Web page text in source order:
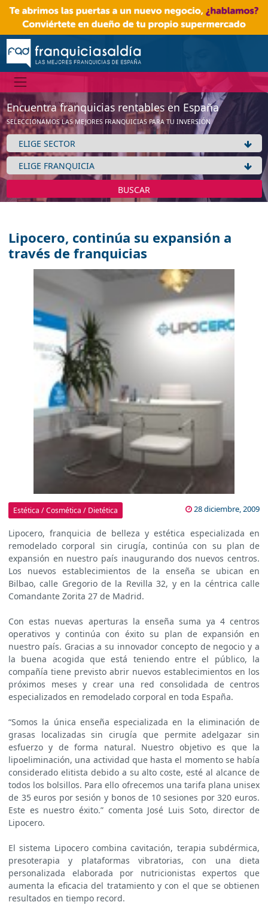
Encuentra franquicias rentables en España
SELECCIONAMOS LAS MEJORES FRANQUICIAS PARA TU INVERSIÓN
BUSCAR
Lipocero, continúa su expansión a
través de franquicias
Estética / Cosmética / Dietética 28 diciembre, 2009
Lipocero, franquicia de belleza y estética especializada en
remodelado corporal sin cirugía, continúa con su plan de
expansión en nuestro país inaugurando dos nuevos centros.
Los nuevos establecimientos de la enseña se ubican en
Bilbao, calle Gregorio de la Revilla 32, y en la céntrica calle
Comandante Zorita 27 de Madrid.
Con estas nuevas aperturas la enseña suma ya 4 centros
operativos y continúa con éxito su plan de expansión en
nuestro país. Gracias a su innovador concepto de negocio y a
la buena acogida que está teniendo entre el público, la
compañía tiene previsto abrir nuevos establecimientos en los
próximos meses y crear una red consolidada de centros
especializados en remodelado corporal en toda España.
“Somos la única enseña especializada en la eliminación de
grasas localizadas sin cirugía que permite adelgazar sin
esfuerzo y de forma natural. Nuestro objetivo es que la
lipoeliminación, una actividad que hasta el momento se había
considerado elitista debido a su alto coste, esté al alcance de
todos los bolsillos. Para ello ofrecemos una tarifa plana unisex
de 35 euros por sesión y bonos de 10 sesiones por 320 euros.
Este es nuestro éxito.” comenta José Luis Soto, director de
Lipocero.
El sistema Lipocero combina cavitación, terapia subdérmica,
presoterapia y plataformas vibratorias, con una dieta
personalizada elaborada por nutricionistas expertos que
aumenta la eficacia del tratamiento y con el que se obtienen
resultados en tiempo record.